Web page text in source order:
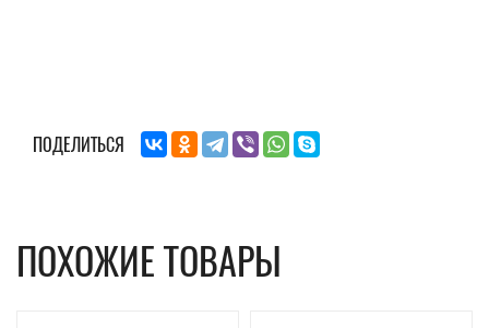
ПОДЕЛИТЬСЯ
ПОХОЖИЕ ТОВАРЫ